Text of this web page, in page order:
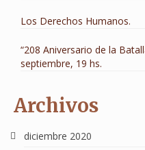
Los Derechos Humanos.
“208 Aniversario de la
septiembre, 19 hs.
Archivos
diciembre 2020